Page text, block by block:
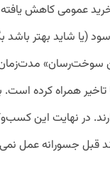
عمومی کاهش
(یا شاید بهتر
سوخت‌رسان»
تاخیر همراه کرده
در نهایت این
قبل جسورانه عمل